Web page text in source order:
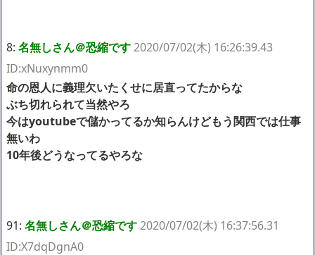
8: 名無しさん＠恐縮です2020/07/02(木) 16:26:39.43
ID:xNuxynmm0
命の恩人に義理欠いたくせに居直ってたからな
ぶち切れられて当然やろ
今はyoutubeで儲かってるか知らんけどもう関西では仕事
無いわ
10年後どうなってるやろな
91: 名無しさん＠恐縮です2020/07/02(木) 16:37:56.31
ID:X7dqDgnA0